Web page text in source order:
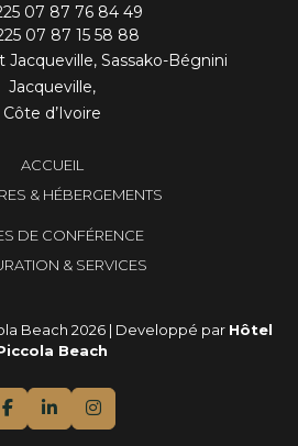
07 87 76 84 49
07 87 15 58 88
Jacqueville, Sassako-Bégnini
Jacqueville,
Côte d’Ivoire
ACCUEIL
& HÉBERGEMENTS
DE CONFÉRENCE
& SERVICES
Beach 2026 | Developpé par Hôtel
Beach